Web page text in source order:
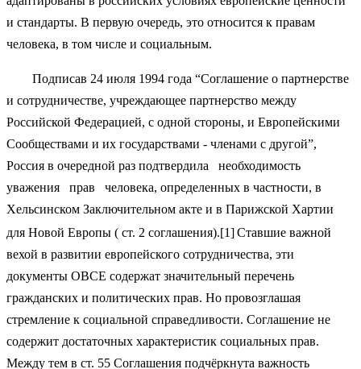
и стандарты. В первую очередь, это относится к правам
человека, в том числе и социальным.
Подписав 24 июля 1994 года “Соглашение о партнерстве
и сотрудничестве, учреждающее партнерство между
Российской Федерацией, с одной стороны, и Европейскими
Сообществами и их государствами - членами с другой”,
Россия в очередной раз подтвердила необходимость
уважения прав человека, определенных в частности, в
Хельсинском Заключительном акте и в Парижской Хартии
для Новой Европы ( ст. 2 соглашения).[1]Ставшие важной
вехой в развитии европейского сотрудничества, эти
документы ОВСЕ содержат значительный перечень
гражданских и политических прав. Но провозглашая
стремление к социальной справедливости. Соглашение не
содержит достаточных характеристик социальных прав.
Между тем в ст. 55 Соглашения подчёркнута важность